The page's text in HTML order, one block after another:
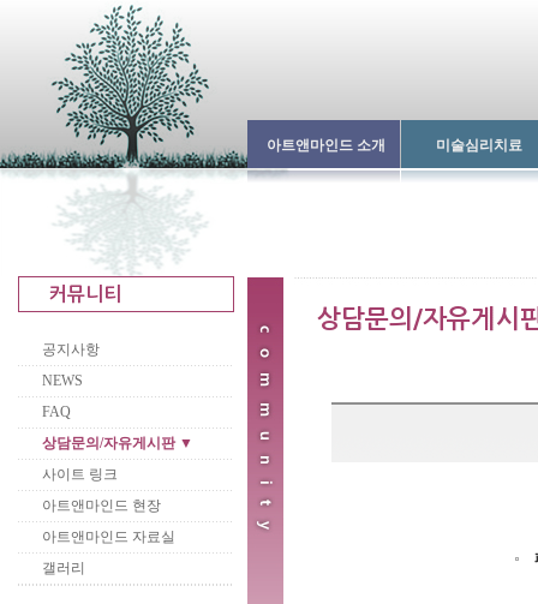
아트앤마인드 소개 미술심리치료
공지사항
NEWS
FAQ
상담문의/자유게시판 ▼
사이트 링크
아트앤마인드 현장
아트앤마인드 자료실
갤러리